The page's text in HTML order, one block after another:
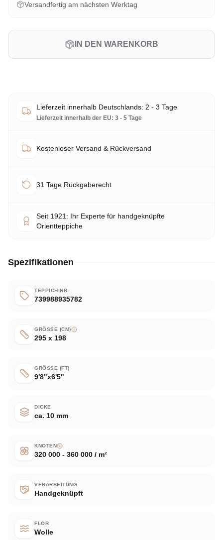
Versandfertig am nächsten Werktag
IN DEN WARENKORB
Lieferzeit innerhalb Deutschlands: 2 - 3 Tage
Lieferzeit innerhalb der EU: 3 - 5 Tage
Kostenloser Versand & Rückversand
31 Tage Rückgaberecht
Seit 1921: Ihr Experte für handgeknüpfte
Orientteppiche
Spezifikationen
TEPPICH-NR.
739988935782
GRÖSSE (CM)
295 x 198
GRÖSSE (FT)
9'8"x6'5"
DICKE
ca. 10 mm
KNOTEN
320 000 - 360 000 / m²
VERARBEITUNG
Handgeknüpft
FLOR
Wolle